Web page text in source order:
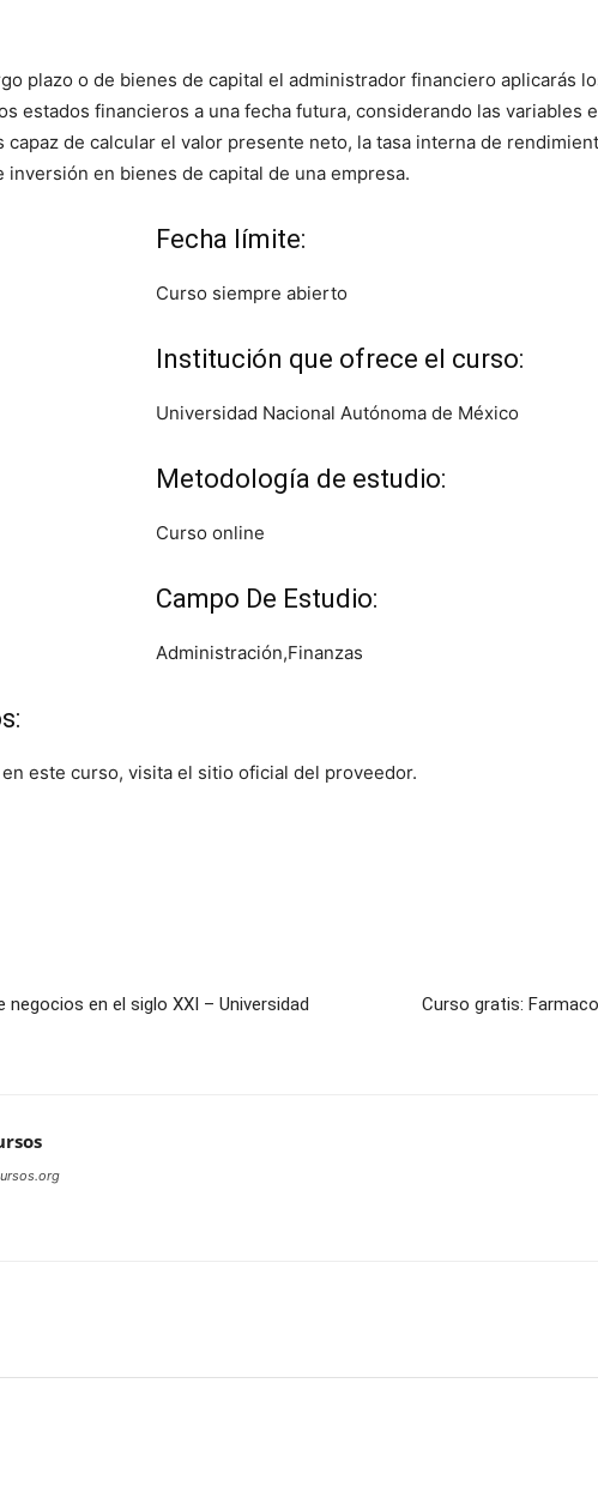
plazo o de bienes de capital el administrador financiero aplicarás
estados financieros a una fecha futura, considerando las variables
capaz de calcular el valor presente neto, la tasa interna de
en bienes de capital de una empresa.
Fecha límite:
Curso siempre abierto
Institución que ofrece el curso:
Universidad Nacional Autónoma de México
Metodología de estudio:
Curso online
Campo De Estudio:
Administración,Finanzas
este curso, visita el sitio oficial del proveedor.
en el siglo XXI – Universidad
Curso gratis: